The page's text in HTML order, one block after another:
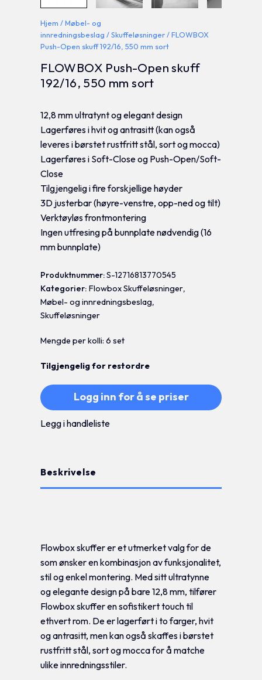
Hjem /Møbel- og
innredningsbeslag /Skuffeløsninger/ FLOWBOX
Push-Open skuff 192/16, 550 mm sort
FLOWBOX Push-Open skuff
192/16, 550 mm sort
12,8 mm ultratynt og elegant design
Lagerføres i hvit og antrasitt (kan også
leveres i børstet rustfritt stål, sort og mocca)
Lagerføres i Soft-Close og Push-Open/Soft-
Close
Tilgjengelig i fire forskjellige høyder
3D justerbar (høyre-venstre, opp-ned og tilt)
Verktøyløs frontmontering
Ingen utfresing på bunnplate nødvendig (16
mm bunnplate)
Produktnummer:S-12716813770545
Kategorier:Flowbox Skuffeløsninger,
Møbel- og innredningsbeslag,
Skuffeløsninger
Mengde per kolli: 6 set
Tilgjengelig for restordre
Logg inn for å se priser
Legg i handleliste
Beskrivelse
Flowbox skuffer er et utmerket valg for de
som ønsker en kombinasjon av funksjonalitet,
stil og enkel montering. Med sitt ultratynne
og elegante design på bare 12,8 mm, tilfører
Flowbox skuffer en sofistikert touch til
ethvert rom. De er lagerført i to farger, hvit
og antrasitt, men kan også skaffes i børstet
rustfritt stål, sort og mocca for å matche
ulike innredningsstiler.